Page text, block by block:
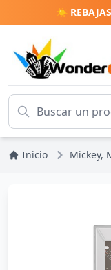
☀️
Inicio